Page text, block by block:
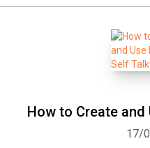
How to Create
17/